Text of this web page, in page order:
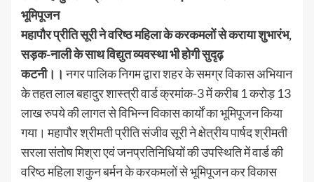
भूमिपूजन
महापौर प्रीति सूरी ने वरिष्ठ महिला के करकमलों से कराया शुभारंभ,
सड़क-नाली के साथ विद्युत व्यवस्था भी होगी सुदृढ़
कटनी।। नगर पालिक निगम द्वारा शहर के समग्र विकास अभियान
के तहत लाल बहादुर शास्त्री वार्ड क्रमांक-3 में करीब 1 करोड़ 13
लाख रुपये की लागत से विभिन्न विकास कार्यों का भूमिपूजन किया
गया। महापौर श्रीमती प्रीति संजीव सूरी ने क्षेत्रीय पार्षद श्रीमती
सरला संतोष मिश्रा एवं जनप्रतिनिधियों की उपस्थिति में वार्ड की
वरिष्ठ महिला शकुन बर्मन के करकमलों से भूमिपूजन कर विकास